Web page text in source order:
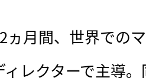
月間、世界での
レクターで主導